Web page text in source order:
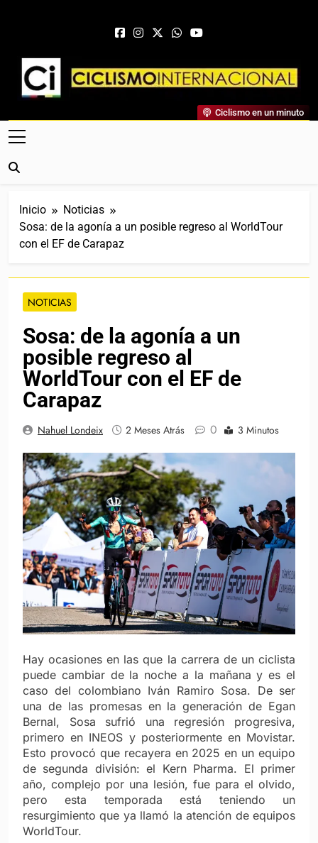
Ciclismo Internacional
Web Dedicada Al Ciclismo Mundial. Entrevistas, Análisis,
Crónicas, Previas Y Más. La Web Ciclista De Referencia.
Ciclismo en un minuto
Inicio
Noticias
Sosa: de la agonía a un posible regreso al WorldTour
con el EF de Carapaz
NOTICIAS
Sosa: de la agonía a un
posible regreso al
WorldTour con el EF de
Carapaz
Nahuel Londeix 2 Meses Atrás 0 3 Minutos
Hay ocasiones en las que la carrera de un ciclista
puede cambiar de la noche a la mañana y es el
caso del colombiano Iván Ramiro Sosa. De ser
una de las promesas en la generación de Egan
Bernal, Sosa sufrió una regresión progresiva,
primero en INEOS y posteriormente en Movistar.
Esto provocó que recayera en 2025 en un equipo
de segunda división: el Kern Pharma. El primer
año, complejo por una lesión, fue para el olvido,
pero esta temporada está teniendo un
resurgimiento que ya llamó la atención de equipos
WorldTour.